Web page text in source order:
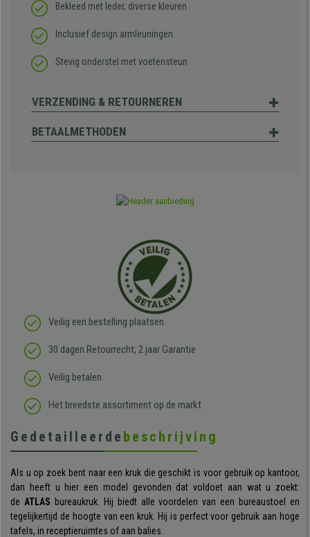
Bekleed met leder, diverse kleuren
Inclusief design armleuningen
Stevig onderstel met voetensteun
VERZENDING & RETOURNEREN
BETAALMETHODEN
Veilig een bestelling plaatsen
30 dagen Retourrecht, 2 jaar Garantie
Veilig betalen
Het breedste assortiment op de markt
Gedetailleerde beschrijving
Als u op zoek bent naar een kruk die geschikt is voor gebruik op kantoor,
dan heeft u hier een model gevonden dat voldoet aan wat u zoekt:
de ATLAS bureaukruk. Hij biedt alle voordelen van een bureaustoel en
tegelijkertijd de hoogte van een kruk. Hij is perfect voor gebruik aan hoge
tafels, in receptieruimtes of aan balies.